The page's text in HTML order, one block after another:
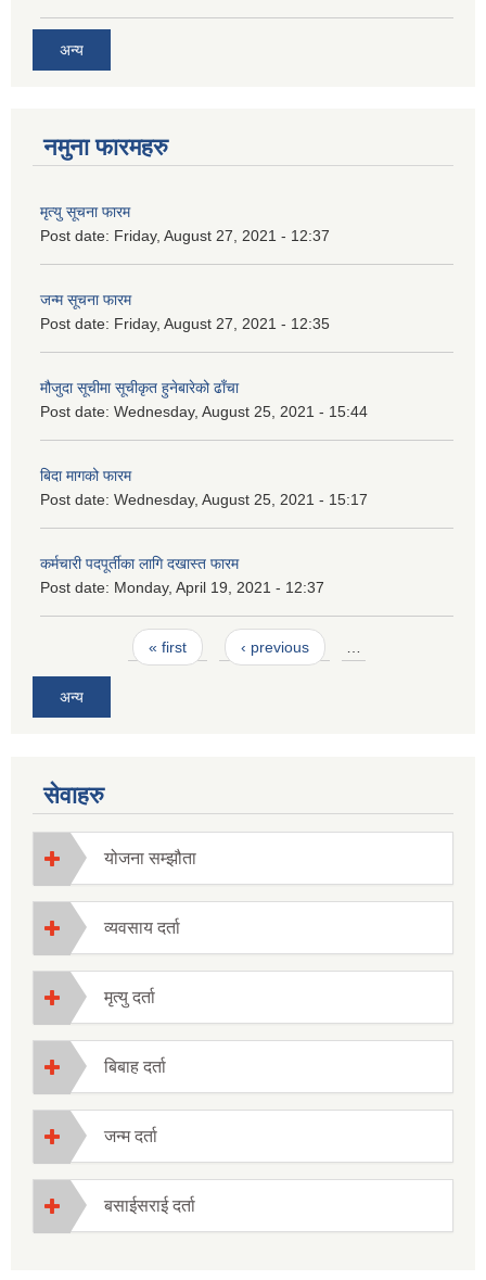
अन्य
नमुना फारमहरु
मृत्यु सूचना फारम
Post date: Friday, August 27, 2021 - 12:37
जन्म सूचना फारम
Post date: Friday, August 27, 2021 - 12:35
मौजुदा सूचीमा सूचीकृत हुनेबारेको ढाँचा
Post date: Wednesday, August 25, 2021 - 15:44
बिदा मागको फारम
Post date: Wednesday, August 25, 2021 - 15:17
कर्मचारी पदपूर्तीका लागि दखास्त फारम
Post date: Monday, April 19, 2021 - 12:37
« first ‹ previous
अन्य
सेवाहरु
योजना सम्झौता
व्यवसाय दर्ता
मृत्यु दर्ता
बिबाह दर्ता
जन्म दर्ता
बसाईसराई दर्ता